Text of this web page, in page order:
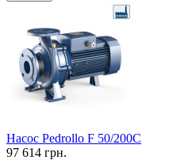
Насос Pedrollo F 50/200C
97 614 грн.